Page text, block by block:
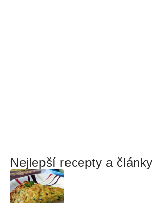
Nejlepší recepty a články